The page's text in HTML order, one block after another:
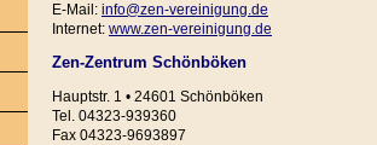
E-Mail: info@zen-vereinigung.de
Internet: www.zen-vereinigung.de
Zen-Zentrum Schönböken
Hauptstr. 1 • 24601 Schönböken
Tel. 04323-939360
Fax 04323-9693897